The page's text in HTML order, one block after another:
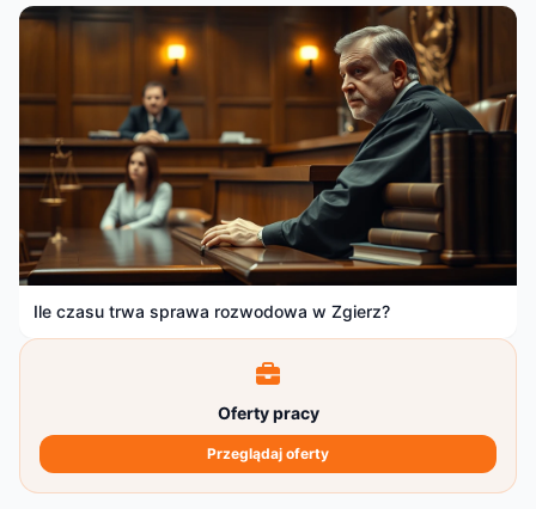
Ile czasu trwa sprawa rozwodowa w Zgierz?
Oferty pracy
Przeglądaj oferty